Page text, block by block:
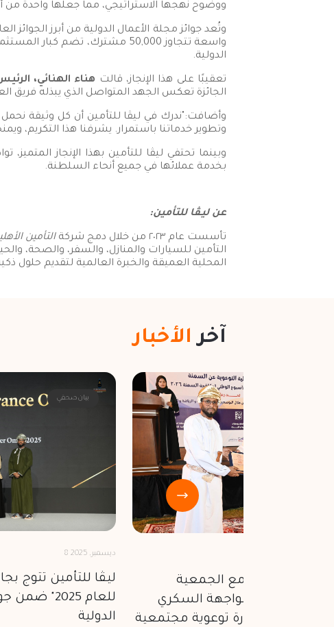
ووضوح نهجها الاستراتيجي، مما جعلها واحدة من
وتُعد جوائز مجلة الأعمال الدولية من أبرز الجوائز
واسعة تتجاوز 50,000 مشترك،
الدولية.
تعقيبًا على هذا الإنجاز، قالت هناء الهنائي،
الجائزة تعكس الجهد المتواصل الذي يبذله فريق
وأضافت:"ندرك في ليڤا للتأمين أن كل وثيقة
وتطوير خدماتنا باستمرار. يشرفنا هذا التكريم،
وبينما تحتفي ليڤا للتأمين بهذا الإنجاز
بخدمة عملائها في جميع أنحاء السلطنة.
عن ليـڤا للتأمين:
تأسست عام ٢٠٢٣ من خلال دمج شركة التأمين
التأمين للسيارات والمنازل، والسفر، والصحة، والحياة، والأعمال. مع إرث يمتد
المحلية العميقة والخبرة العالمية لتقديم حلول
آخر الأخبار
بيان صحفي
8 ديسمبر, 2025
ليڤا للتأمين تتوج
للعام 2025"
الدولية
للتأمين تتكاتف مع الجمعية
للسكّري لمواجهة السكري
ضمن مبادرة توعوية مجتمعية